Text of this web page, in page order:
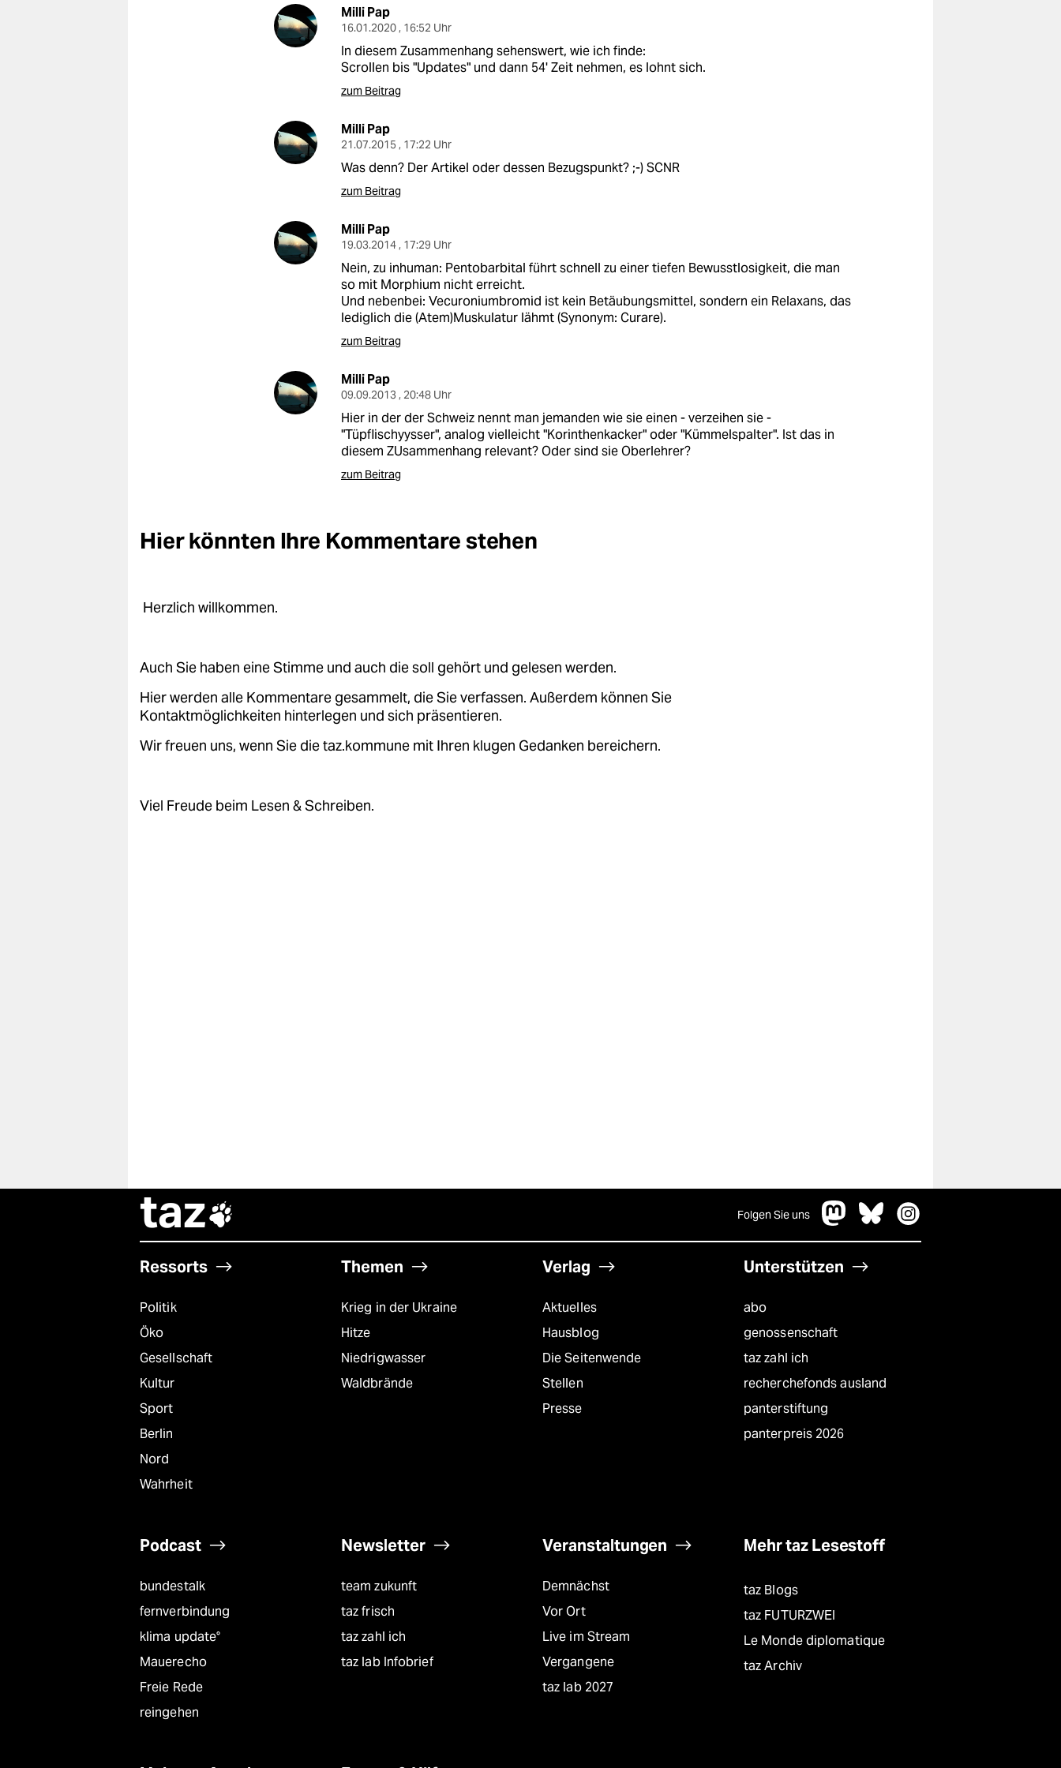
Milli Pap
16.01.2020 , 16:52 Uhr
In diesem Zusammenhang sehenswert, wie ich finde:
Scrollen bis "Updates" und dann 54' Zeit nehmen, es lohnt sich.
zum Beitrag
Milli Pap
21.07.2015 , 17:22 Uhr
Was denn? Der Artikel oder dessen Bezugspunkt? ;-) SCNR
zum Beitrag
Milli Pap
19.03.2014 , 17:29 Uhr
Nein, zu inhuman: Pentobarbital führt schnell zu einer tiefen Bewusstlosigkeit, die man
so mit Morphium nicht erreicht.
Und nebenbei: Vecuroniumbromid ist kein Betäubungsmittel, sondern ein Relaxans, das
lediglich die (Atem)Muskulatur lähmt (Synonym: Curare).
zum Beitrag
Milli Pap
09.09.2013 , 20:48 Uhr
Hier in der der Schweiz nennt man jemanden wie sie einen - verzeihen sie -
"Tüpflischyysser", analog vielleicht "Korinthenkacker" oder "Kümmelspalter". Ist das in
diesem ZUsammenhang relevant? Oder sind sie Oberlehrer?
zum Beitrag
Hier könnten Ihre Kommentare stehen
Herzlich willkommen.
Auch Sie haben eine Stimme und auch die soll gehört und gelesen werden.
Hier werden alle Kommentare gesammelt, die Sie verfassen. Außerdem können Sie
Kontaktmöglichkeiten hinterlegen und sich präsentieren.
Wir freuen uns, wenn Sie die taz.kommune mit Ihren klugen Gedanken bereichern.
Viel Freude beim Lesen & Schreiben.
taz Folgen Sie uns
Ressorts
Politik
Öko
Gesellschaft
Kultur
Sport
Berlin
Nord
Wahrheit
Themen
Krieg in der Ukraine
Hitze
Niedrigwasser
Waldbrände
Verlag
Aktuelles
Hausblog
Die Seitenwende
Stellen
Presse
Unterstützen
abo
genossenschaft
taz zahl ich
recherchefonds ausland
panterstiftung
panterpreis 2026
Podcast
bundestalk
fernverbindung
klima update°
Mauerecho
Freie Rede
reingehen
Newsletter
team zukunft
taz frisch
taz zahl ich
taz lab Infobrief
Veranstaltungen
Demnächst
Vor Ort
Live im Stream
Vergangene
taz lab 2027
Mehr taz Lesestoff
taz Blogs
taz FUTURZWEI
Le Monde diplomatique
taz Archiv